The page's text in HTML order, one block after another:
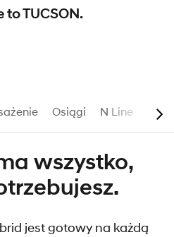
to TUCSON.
Osiągi N Line
wszystko,
jest gotowy na każdą